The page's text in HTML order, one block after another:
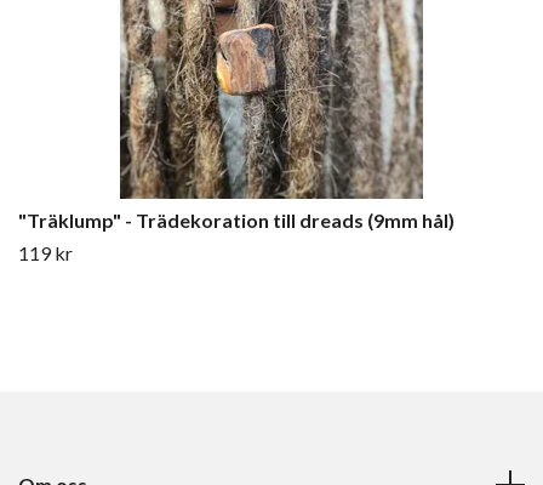
"Träklump" - Trädekoration till dreads (9mm hål)
119 kr